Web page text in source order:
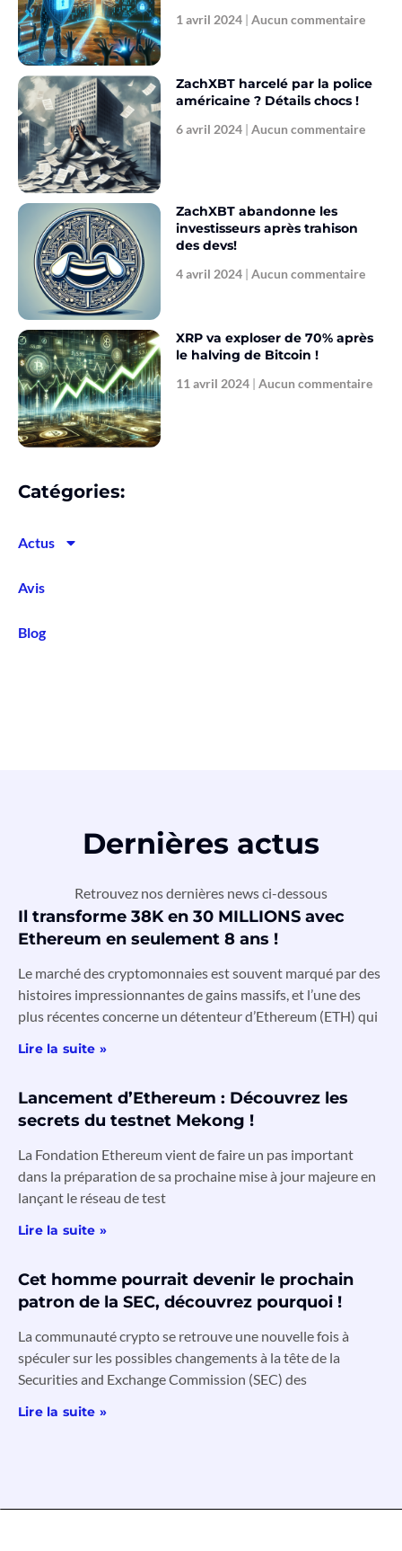
1 avril 2024 Aucun commentaire
ZachXBT harcelé par la police
américaine ? Détails chocs !
6 avril 2024 Aucun commentaire
ZachXBT abandonne les
investisseurs après trahison
des devs!
4 avril 2024 Aucun commentaire
XRP va exploser de 70% après
le halving de Bitcoin !
11 avril 2024 Aucun commentaire
Catégories:
Actus
Avis
Blog
Dernières actus
Retrouvez nos dernières news ci-dessous
Il transforme 38K en 30 MILLIONS avec
Ethereum en seulement 8 ans !
Le marché des cryptomonnaies est souvent marqué par des
histoires impressionnantes de gains massifs, et l’une des
plus récentes concerne un détenteur d’Ethereum (ETH) qui
Lire la suite »
Lancement d’Ethereum : Découvrez les
secrets du testnet Mekong !
La Fondation Ethereum vient de faire un pas important
dans la préparation de sa prochaine mise à jour majeure en
lançant le réseau de test
Lire la suite »
Cet homme pourrait devenir le prochain
patron de la SEC, découvrez pourquoi !
La communauté crypto se retrouve une nouvelle fois à
spéculer sur les possibles changements à la tête de la
Securities and Exchange Commission (SEC) des
Lire la suite »